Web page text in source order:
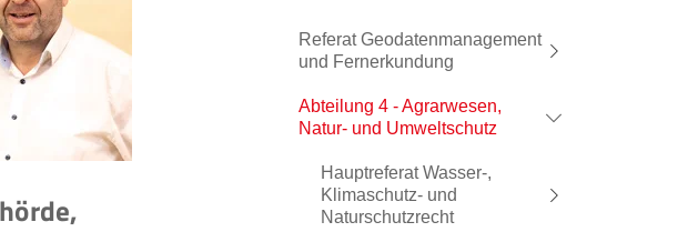
Referat Geodatenmanagement
und Fernerkundung
Abteilung 4 - Agrarwesen,
Natur- und Umweltschutz
Hauptreferat Wasser-,
Klimaschutz- und
Naturschutzrecht